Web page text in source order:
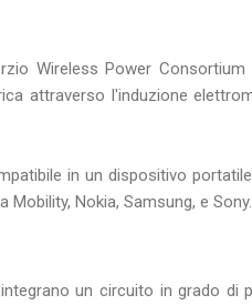
Wireless Power Consortium
attraverso l'induzione
in un dispositivo
Nokia, Samsung, e Sony.
un circuito in grado di